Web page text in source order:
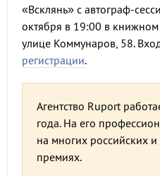
«Всклянь» с автограф-
октября в 19:00 в
улице Коммунаров, 58.
регистрации.
Агентство Ruport
года. На его
на многих российских
премиях.